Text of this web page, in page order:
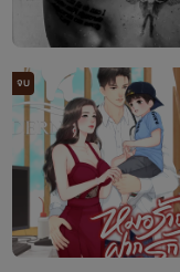
จบ